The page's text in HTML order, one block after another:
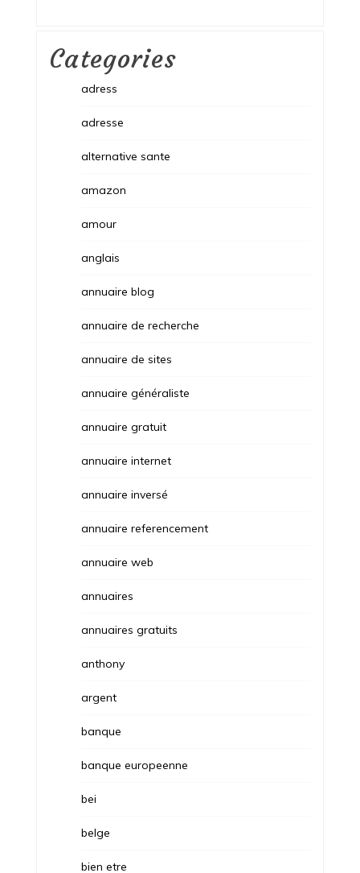
Categories
adress
adresse
alternative sante
amazon
amour
anglais
annuaire blog
annuaire de recherche
annuaire de sites
annuaire généraliste
annuaire gratuit
annuaire internet
annuaire inversé
annuaire referencement
annuaire web
annuaires
annuaires gratuits
anthony
argent
banque
banque europeenne
bei
belge
bien etre